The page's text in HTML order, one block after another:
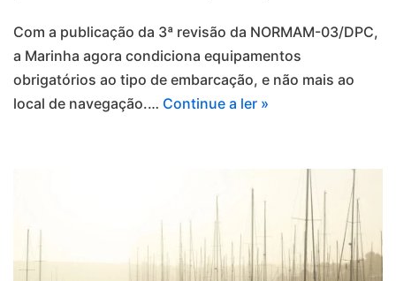
Com a publicação da 3ª revisão da NORMAM-03/DPC,
a Marinha agora condiciona equipamentos
obrigatórios ao tipo de embarcação, e não mais ao
local de navegação.… Continue a ler »